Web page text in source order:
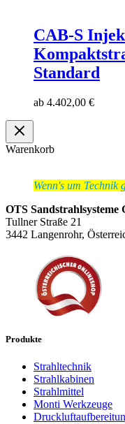
CAB-S
Standard
ab 4.402,00 €
Warenkorb
Wenn's um Technik
OTS Sandstrahlsysteme
Tullner Straße 21
3442 Langenrohr,
Produkte
Strahltechnik
Strahlkabinen
Strahlmittel
Monti Werkzeuge